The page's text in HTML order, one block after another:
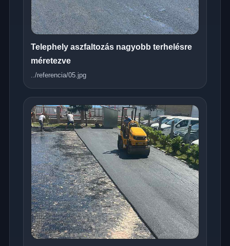
Telephely aszfaltozás nagyobb terhelésre
méretezve
../referencia/05.jpg